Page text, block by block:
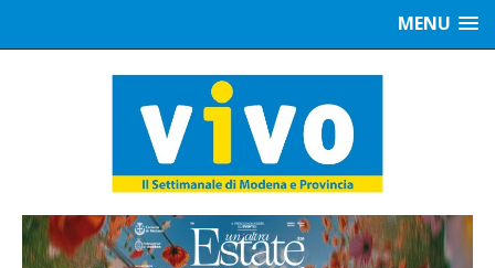
MENU